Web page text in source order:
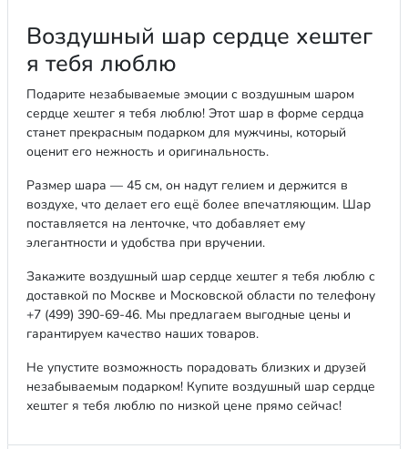
Воздушный шар сердце хештег
я тебя люблю
Подарите незабываемые эмоции с воздушным шаром
сердце хештег я тебя люблю! Этот шар в форме сердца
станет прекрасным подарком для мужчины, который
оценит его нежность и оригинальность.
Размер шара — 45 см, он надут гелием и держится в
воздухе, что делает его ещё более впечатляющим. Шар
поставляется на ленточке, что добавляет ему
элегантности и удобства при вручении.
Закажите воздушный шар сердце хештег я тебя люблю с
доставкой по Москве и Московской области по телефону
+7 (499) 390-69-46. Мы предлагаем выгодные цены и
гарантируем качество наших товаров.
Не упустите возможность порадовать близких и друзей
незабываемым подарком! Купите воздушный шар сердце
хештег я тебя люблю по низкой цене прямо сейчас!